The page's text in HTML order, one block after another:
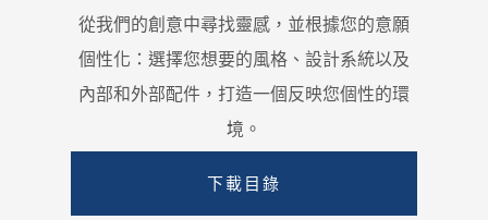
從我們的創意中尋找靈感，並根據您的意願
個性化： 選擇您想要的風格、設計系統以及
內部和外部配件，打造一個反映您個性的環
境。
下載目錄